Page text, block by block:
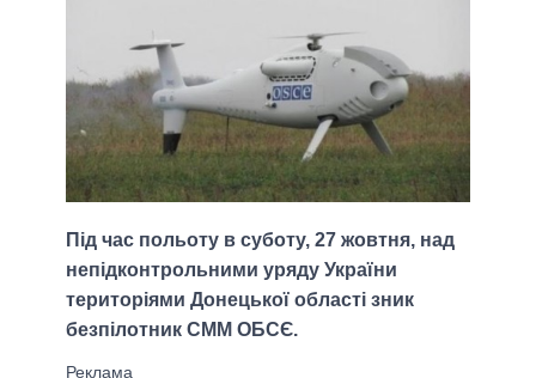
Під час польоту в суботу, 27 жовтня, над
непідконтрольними уряду України
територіями Донецької області зник
безпілотник СММ ОБСЄ.